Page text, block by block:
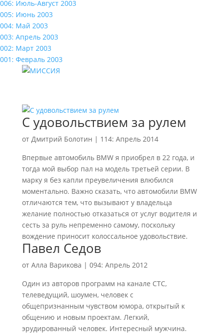
006: Июль-Август 2003
005: Июнь 2003
004: Май 2003
003: Апрель 2003
002: Март 2003
001: Февраль 2003
С удовольствием за рулем
от Дмитрий Болотин | 114: Апрель 2014
Впервые автомобиль BMW я приобрел в 22 года, и
тогда мой выбор пал на модель третьей серии. В
марку я без капли преувеличения влюбился
моментально. Важно сказать, что автомобили BMW
отличаются тем, что вызывают у владельца
желание полностью отказаться от услуг водителя и
сесть за руль непременно самому, поскольку
вождение приносит колоссальное удовольствие.
Павел Седов
от Алла Варикова | 094: Апрель 2012
Один из авторов программ на канале СТС,
телеведущий, шоумен, человек с
общепризнанным чувством юмора, открытый к
общению и новым проектам. Легкий,
эрудированный человек. Интересный мужчина.